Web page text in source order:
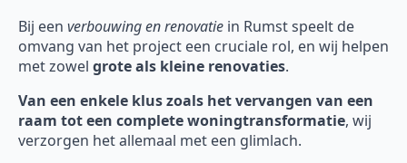
Bij een verbouwing en renovatie in Rumst speelt de
omvang van het project een cruciale rol, en wij helpen
met zowel grote als kleine renovaties.
Van een enkele klus zoals het vervangen van een
raam tot een complete woningtransformatie, wij
verzorgen het allemaal met een glimlach.